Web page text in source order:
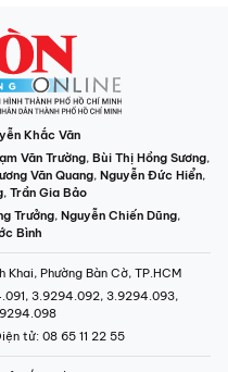
Khắc Văn
Văn Trường, Bùi Thị Hồng Sương,
Văn Quang, Nguyễn Đức Hiển,
, Trần Gia Bảo
Trưởng, Nguyễn Chiến Dũng,
Bình
Phường Bàn Cờ, TP.HCM
3.9294.092, 3.9294.093,
tử: 08 65 11 22 55